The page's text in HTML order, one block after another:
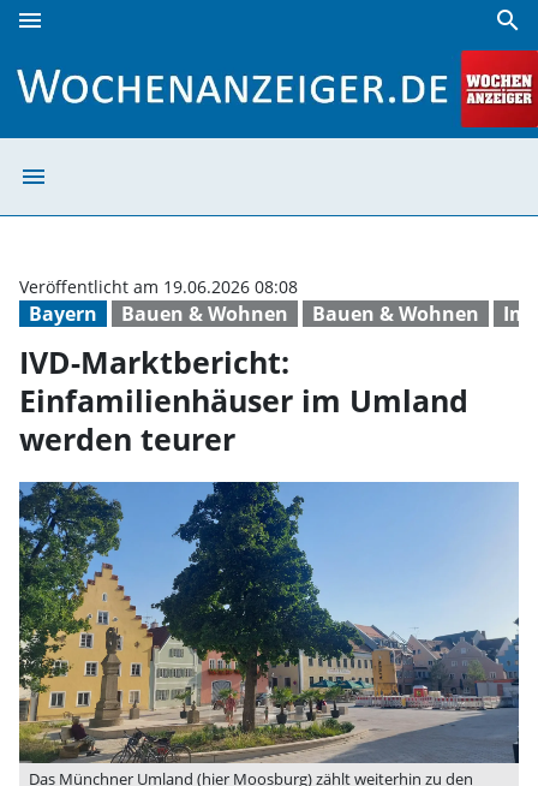
menu search
menu
Bayern Bauen & Wohnen Bauen & Wohnen
Veröffentlicht am 19.06.2026 08:08
IVD-Marktbericht:
Einfamilienhäuser im Umland
werden teurer
Das Münchner Umland (hier Moosburg) zählt weiterhin zu den